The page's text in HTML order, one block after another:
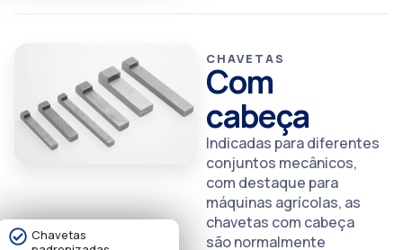
Chavetas
CHAVETAS
Com
cabeça
Indicadas para diferentes
conjuntos mecânicos,
com destaque para
máquinas agrícolas, as
chavetas com cabeça
são normalmente